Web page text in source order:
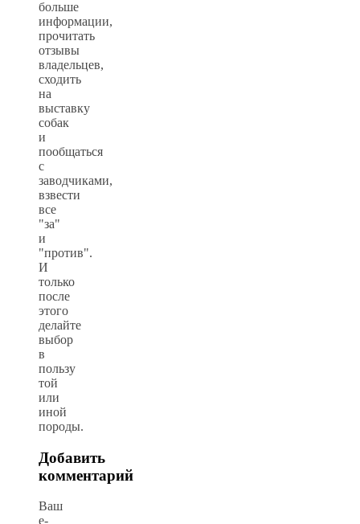
больше
информации,
прочитать
отзывы
владельцев,
сходить
на
выставку
собак
и
пообщаться
с
заводчиками,
взвести
все
"за"
и
"против".
И
только
после
этого
делайте
выбор
в
пользу
той
или
иной
породы.
Добавить
комментарий
Ваш
e-